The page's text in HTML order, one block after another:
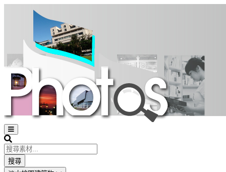
Open
sidebar
Search
搜尋